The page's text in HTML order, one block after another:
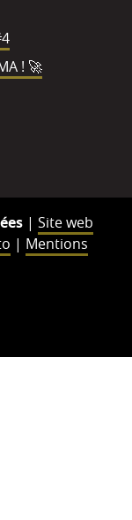
! 🚀
| Site web
| Mentions